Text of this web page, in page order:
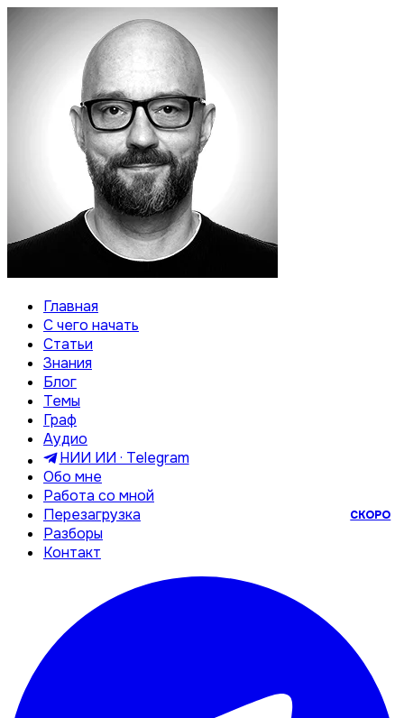
Главная
С чего начать
Статьи
Знания
Блог
Темы
Граф
Аудио
НИИ ИИ · Telegram
Обо мне
Работа со мной
Перезагрузка
СКОРО
Разборы
Контакт